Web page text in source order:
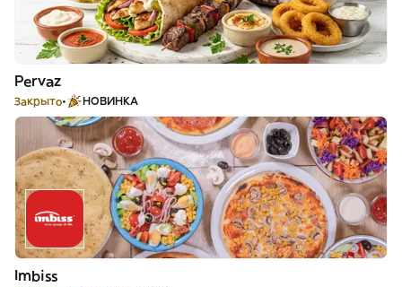
Pervaz
Закрыто НОВИНКА
Imbiss